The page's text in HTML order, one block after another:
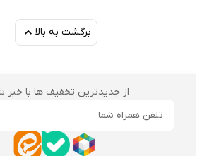
برگشت به بالا
از جدیدترین تخفیف ها با خبر شوید